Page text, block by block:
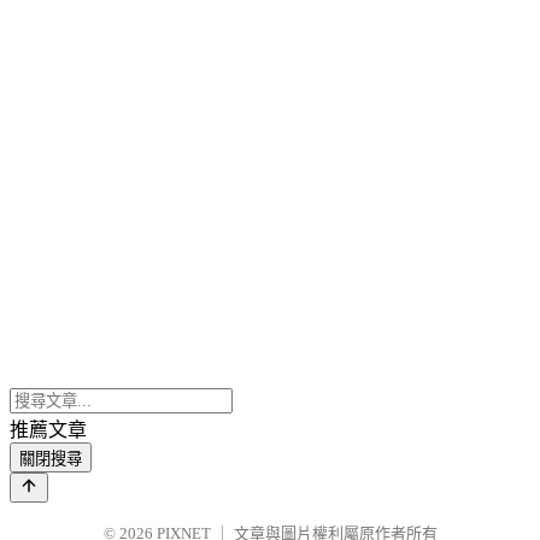
推薦文章
關閉搜尋
© 2026 PIXNET 文章與圖片權利屬原作者所有